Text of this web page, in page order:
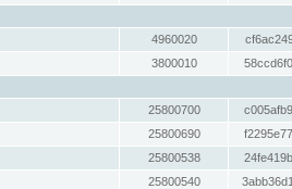
4960020
3800010
25800700
25800690
25800538
25800540